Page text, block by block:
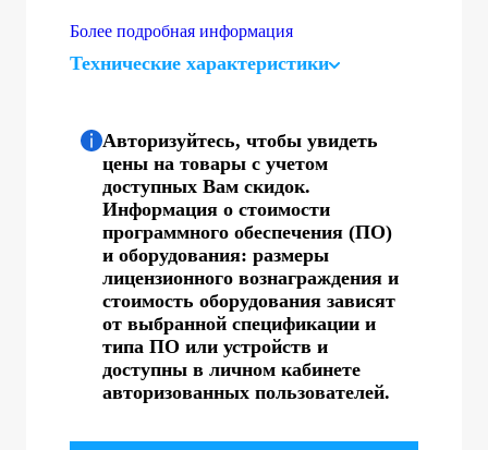
Более подробная информация
Технические характеристики
Авторизуйтесь, чтобы увидеть
цены на товары с учетом
доступных Вам скидок.
Информация о стоимости
программного обеспечения (ПО)
и оборудования: размеры
лицензионного вознаграждения и
стоимость оборудования зависят
от выбранной спецификации и
типа ПО или устройств и
доступны в личном кабинете
авторизованных пользователей.